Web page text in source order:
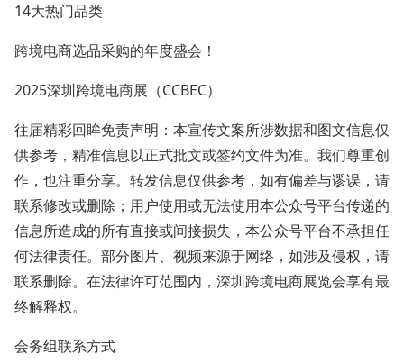
14大热门品类
跨境电商选品采购的年度盛会！
2025深圳跨境电商展（CCBEC）
往届精彩回眸免责声明：本宣传文案所涉数据和图文信息仅
供参考，精准信息以正式批文或签约文件为准。我们尊重创
作，也注重分享。转发信息仅供参考，如有偏差与谬误，请
联系修改或删除；用户使用或无法使用本公众号平台传递的
信息所造成的所有直接或间接损失，本公众号平台不承担任
何法律责任。部分图片、视频来源于网络，如涉及侵权，请
联系删除。在法律许可范围内，深圳跨境电商展览会享有最
终解释权。
会务组联系方式